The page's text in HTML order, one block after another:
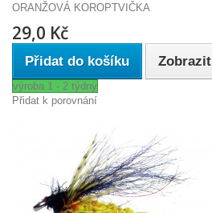
ORANŽOVÁ KOROPTVIČKA
29,0 Kč
Přidat do košíku Zobrazit
výroba 1 - 2 týdny
Přidat k porovnání